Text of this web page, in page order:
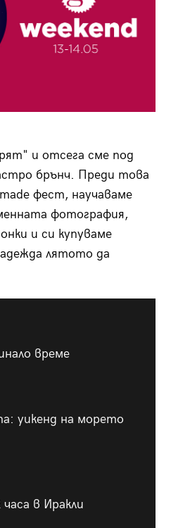
и отсега сме под
брънч. Преди това
фест, научаваме
фотография,
и си купуваме
лятото да
време
уикенд на морето
в Иракли